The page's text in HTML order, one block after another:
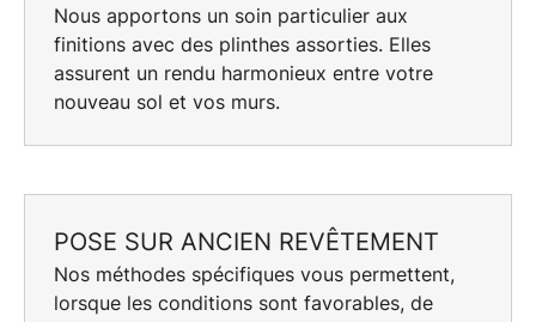
Nous apportons un soin particulier aux
finitions avec des plinthes assorties. Elles
assurent un rendu harmonieux entre votre
nouveau sol et vos murs.
POSE SUR ANCIEN REVÊTEMENT
Nos méthodes spécifiques vous permettent,
lorsque les conditions sont favorables, de